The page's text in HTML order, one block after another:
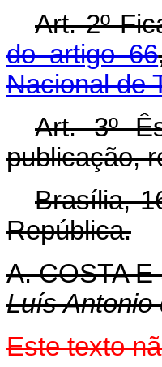
Art. 2º
do artigo 66
Nacional de
Art. 3º
publicação,
Brasília,
República.
A. COSTA E
Luís Antonio
Este texto